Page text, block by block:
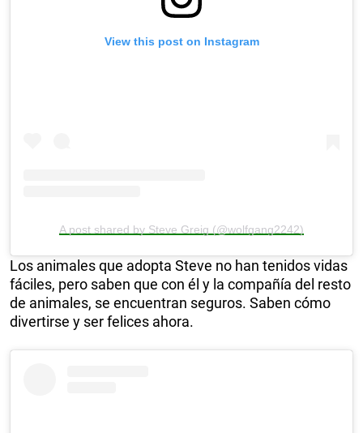
View this post on Instagram
A post shared by Steve Greig (@wolfgang2242)
Los animales que adopta Steve no han tenidos vidas
fáciles, pero saben que con él y la compañía del resto
de animales, se encuentran seguros. Saben cómo
divertirse y ser felices ahora.